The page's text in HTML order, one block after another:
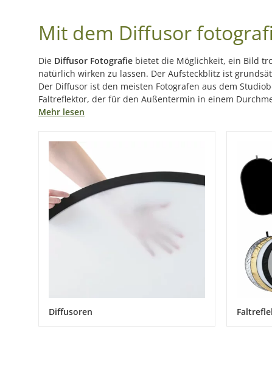
Mit dem Diffusor
Die Diffusor Fotografie bietet die Möglichkeit, ein Bild
natürlich wirken zu lassen. Der Aufsteckblitz ist
Der Diffusor ist den meisten Fotografen aus dem
Faltreflektor, der für den Außentermin in einem
Mehr lesen
Diffusoren